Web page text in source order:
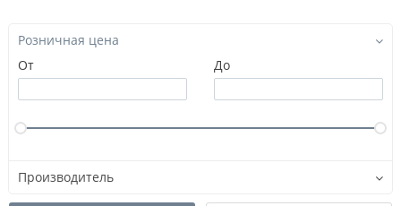
Розничная цена
От
До
Производитель